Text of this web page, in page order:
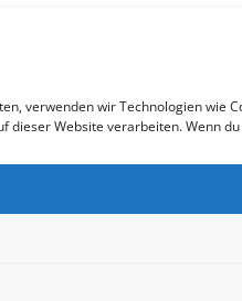
verwenden wir Technologien wie
dieser Website verarbeiten. Wenn